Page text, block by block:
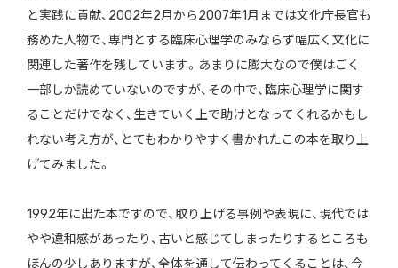
と実践に貢献、2002年2月から2007年1月までは文化庁長官も
務めた人物で、専門とする臨床心理学のみならず幅広く文化に
関連した著作を残しています。あまりに膨大なので僕はごく
一部しか読めていないのですが、その中で、臨床心理学に関す
ることだけでなく、生きていく上で助けとなってくれるかもし
れない考え方が、とてもわかりやすく書かれたこの本を取り上
げてみました。
1992年に出た本ですので、取り上げる事例や表現に、現代では
やや違和感があったり、古いと感じてしまったりするところも
ほんの少しありますが、全体を通して伝わってくることは、今